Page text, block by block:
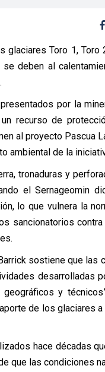
glaciares Toro 1,
deben al
por la
recurso de
al proyecto Pascua
ambiental de la
tronaduras y
el Sernageomin
lo que vulnera la
sancionatorios
sostiene que
desarrolladas
y
de los glaciares
hace décadas
que las condiciones